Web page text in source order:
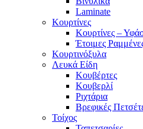
Laminate
Κουρτίνες
Κουρτίνες –
Έτοιμες
Κουρτινόξυλα
Λευκά Είδη
Κουβέρτες
Κουβερλί
Ριχτάρια
Βρεφικές
Τοίχος